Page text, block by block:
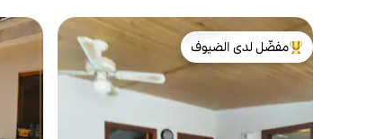
من أبرز البيوت المفضّلة لدى الضيوف
مفضّل لدى الضيوف